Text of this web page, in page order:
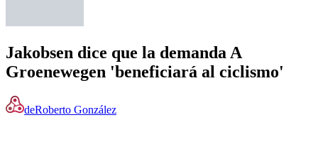
Jakobsen dice que la demanda A
Groenewegen 'beneficiará al ciclismo'
deRoberto González